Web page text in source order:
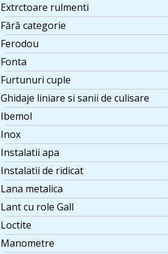
Extrctoare rulmenti
Fără categorie
Ferodou
Fonta
Furtunuri cuple
Ghidaje liniare si sanii de culisare
Ibemol
Inox
Instalatii apa
Instalatii de ridicat
Lana metalica
Lant cu role Gall
Loctite
Manometre